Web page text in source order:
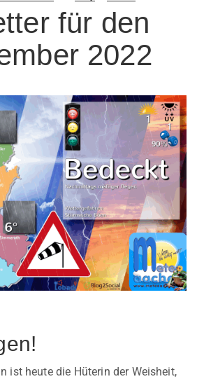
für den
2022
ist heute die Hüterin der Weisheit,